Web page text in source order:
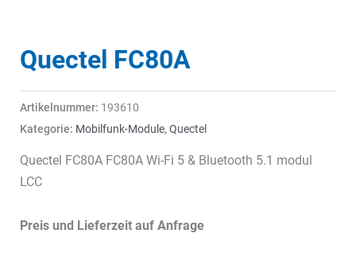
Quectel FC80A
Artikelnummer: 193610
Kategorie: Mobilfunk-Module,Quectel
Quectel FC80A FC80A Wi-Fi 5 & Bluetooth 5.1 modul
LCC
Preis und Lieferzeit auf Anfrage